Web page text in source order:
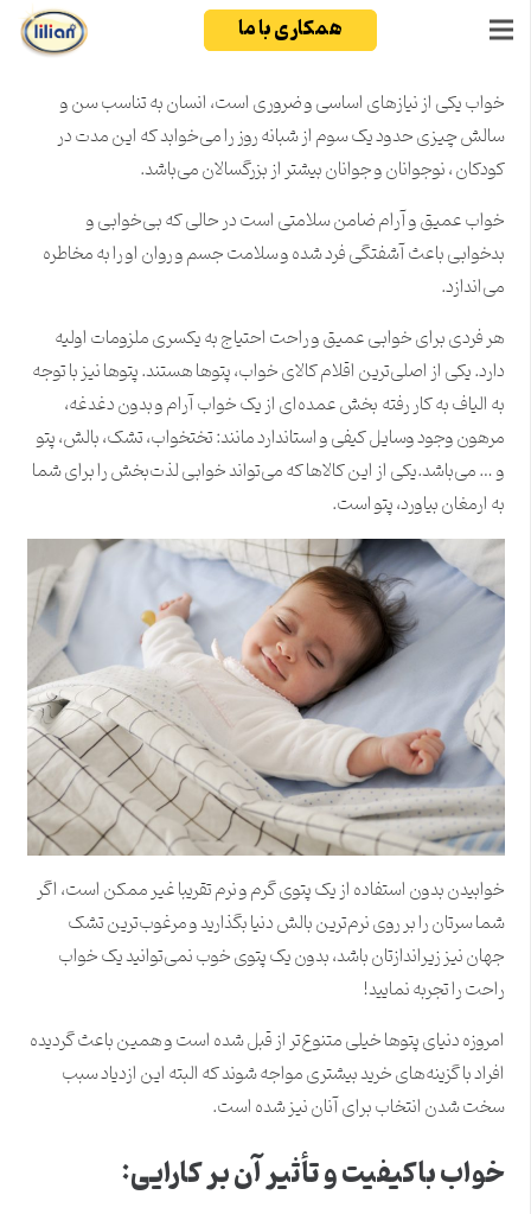
همکاری با ما
خوابیکی از نیازهای اساسی و ضروری است، انسان به تناسب سن و
سالش چیزی حدود یک سوم از شبانه روز را می‌خوابد که این مدت در
کودکان ، نوجوانان و جوانان بیشتر از بزرگسالان می‌باشد.
خواب عمیق و آرام ضامن سلامتی است در حالی که بی‌خوابی و
بدخوابی باعث آشفتگی فرد شده و سلامت جسم و روان او را به مخاطره
می‌‌اندازد.
هر فردی برای خوابی عمیق و راحت احتیاج به یکسری ملزومات اولیه
دارد. یکی از اصلی‌ترین اقلام کالای خواب، پتوها هستند. پتو‌ها نیز با توجه
به الیاف به کار رفته بخش عمده‌ای از یک خواب آرام و بدون دغدغه،
مرهون وجود وسایل کیفی و استاندارد مانند: تختخواب، تشک، بالش،پتو
و … می‌باشد.یکی از این کالاها که می‌تواند خوابی لذت‌بخش را برای شما
به ارمغان بیاورد،پتواست.
خوابیدن بدون استفاده از یک پتوی گرم و نرم تقریبا غیر ممکن است، اگر
شما سرتان را بر روی نرم‌ترین بالش دنیا بگذارید و مرغوب‌ترین تشک
جهان نیز زیراندازتان باشد، بدون یک پتوی خوب نمی‌توانید یک خواب
راحت را تجربه نمایید!
امروزه دنیای پتوها خیلی متنوع‌تر از قبل شده است و همین باعث گردیده
افراد با گزینه‌های خرید بیشتری مواجه شوند که البته این ازدیاد سبب
سخت شدن انتخاب برای آنان نیز شده است.
خواب باکیفیت و تأثیر آن بر کارایی: